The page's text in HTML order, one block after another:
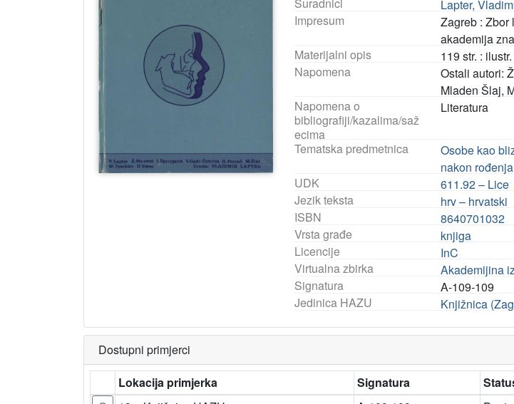
Lapter,
Impresum
Zagreb : Zbor
akademija
Materijalni opis
119 str. :
Napomena
Ostali autori:
Mladen Šlaj,
Napomena o
bibliografiji/kazalima/saž
ecima
Literatura
Tematska predmetnica Osobe kao
nakon rođenja
UDK
611.92 – Lice
Jezik teksta
hrv – hrvatski
ISBN
8640701032
Vrsta građe
knjiga
Licencije
InC
Virtualna zbirka
Akademijina
Signatura
A-109-109
Jedinica HAZU
Knjižnica
Dostupni primjerci
Lokacija primjerka
Signatura